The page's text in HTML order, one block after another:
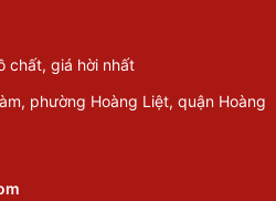
chất, giá hời nhất
phường Hoàng Liệt, quận Hoàng